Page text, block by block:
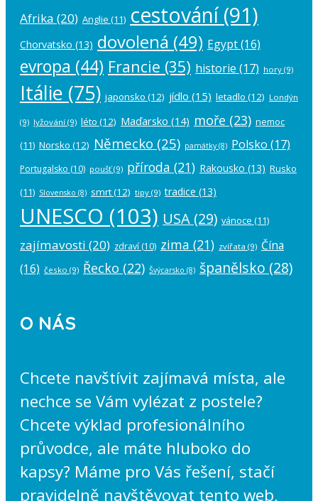
Afrika (20) Anglie (11) cestování(91)
Chorvatsko (13) dovolená (49) Egypt(16)
evropa (44) Francie (35) historie (17) hory (9)
Itálie (75) japonsko (12) jídlo (15) letadlo (12) Londýn
(9) lyžování (9) léto (12) Maďarsko (14) moře (23) nemoc
(11) Norsko (12) Německo (25) památky(8) Polsko (17)
Portugalsko (10) poušť(9) příroda (21) Rakousko (13) Rusko
(11) Slovensko (8) smrt(12) tipy (9) tradice (13)
UNESCO (103) USA (29) vánoce (11)
zajímavosti (20) zdraví (10) zima (21) zvířata (9) Čína
(16) česko (9) Řecko (22) Švýcarsko (8) španělsko (28)
O NÁS
Chcete navštívit zajímavá místa, ale
nechce se Vám vylézat z postele?
Chcete výklad profesionálního
průvodce, ale máte hluboko do
kapsy? Máme pro Vás řešení, stačí
pravidelně navštěvovat tento web,